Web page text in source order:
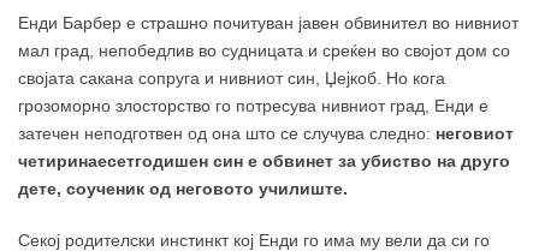
Енди Барбер е страшно почитуван јавен обвинител во нивниот
мал град, непобедлив во судницата и среќен во својот дом со
својата сакана сопруга и нивниот син, Џејкоб. Но кога
грозоморно злосторство го потресува нивниот град, Енди е
затечен неподготвен од она што се случува следно: неговиот
четиринаесетгодишен син е обвинет за убиство на друго
дете, соученик од неговото училиште.
Секој родителски инстинкт кој Енди го има му вели да си го